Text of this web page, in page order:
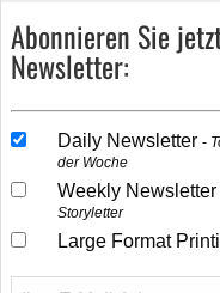
Abonnieren Sie
Newsletter:
Daily Newsletter
der Woche
Weekly Newsletter
Storyletter
Large Format